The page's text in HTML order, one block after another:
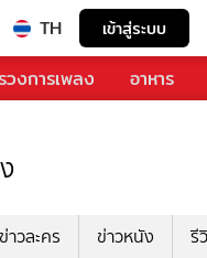
TH เข้าสู่ระบบ
วงการเพลง อาหาร
ข่าวละคร ข่าวหนัง รี